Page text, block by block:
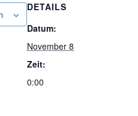
DETAILS
Datum:
November 8
Zeit:
0:00